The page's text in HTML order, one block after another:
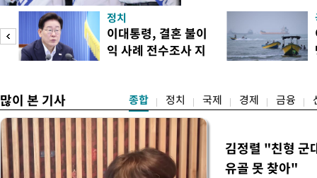
시된다. 초박빙 승부가 이
승을 이어갈지, 정청래 후
다. 1·2위 간 누적 득표율
빙 판세가 이어져, 9일 강원
정치
이대통령, 결혼 불이
익 사례 전수조사 지
많이 본 기사 종합 정치 국제 경제 금융
김정렬 "친형 군
유골 못 찾아"